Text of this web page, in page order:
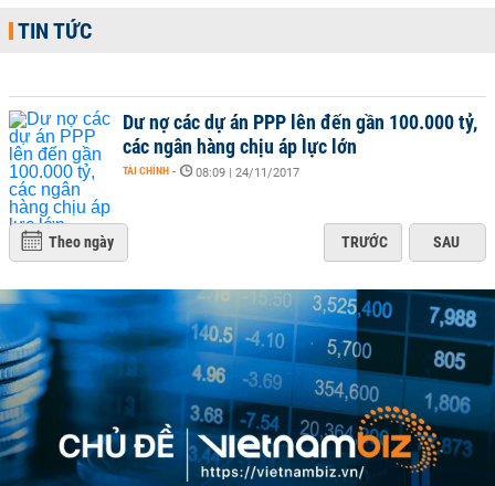
TIN TỨC
Dư nợ các dự án PPP lên đến gần 100.000 tỷ,
các ngân hàng chịu áp lực lớn
TÀI CHÍNH - 08:09 | 24/11/2017
Theo ngày TRƯỚC SAU